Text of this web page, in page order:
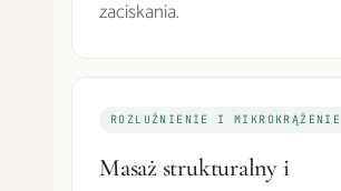
zaciskania.
ROZLUŹNIENIE I MIKROKRĄŻENIE
Masaż strukturalny i